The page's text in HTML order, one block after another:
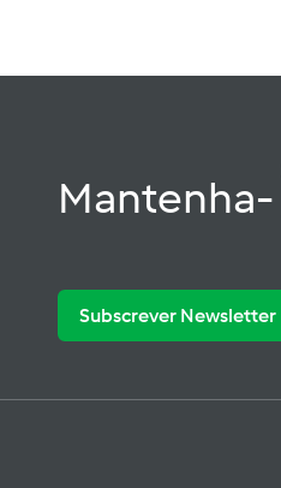
Mantenha-
Subscrever Newsletter